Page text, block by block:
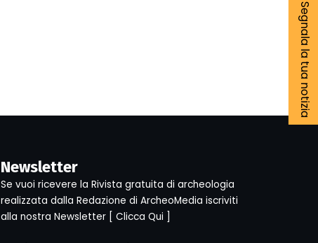
Segnala la tua notizia
Newsletter
Se vuoi ricevere la Rivista gratuita di archeologia
realizzata dalla Redazione di ArcheoMedia iscriviti
alla nostra Newsletter [ Clicca Qui ]